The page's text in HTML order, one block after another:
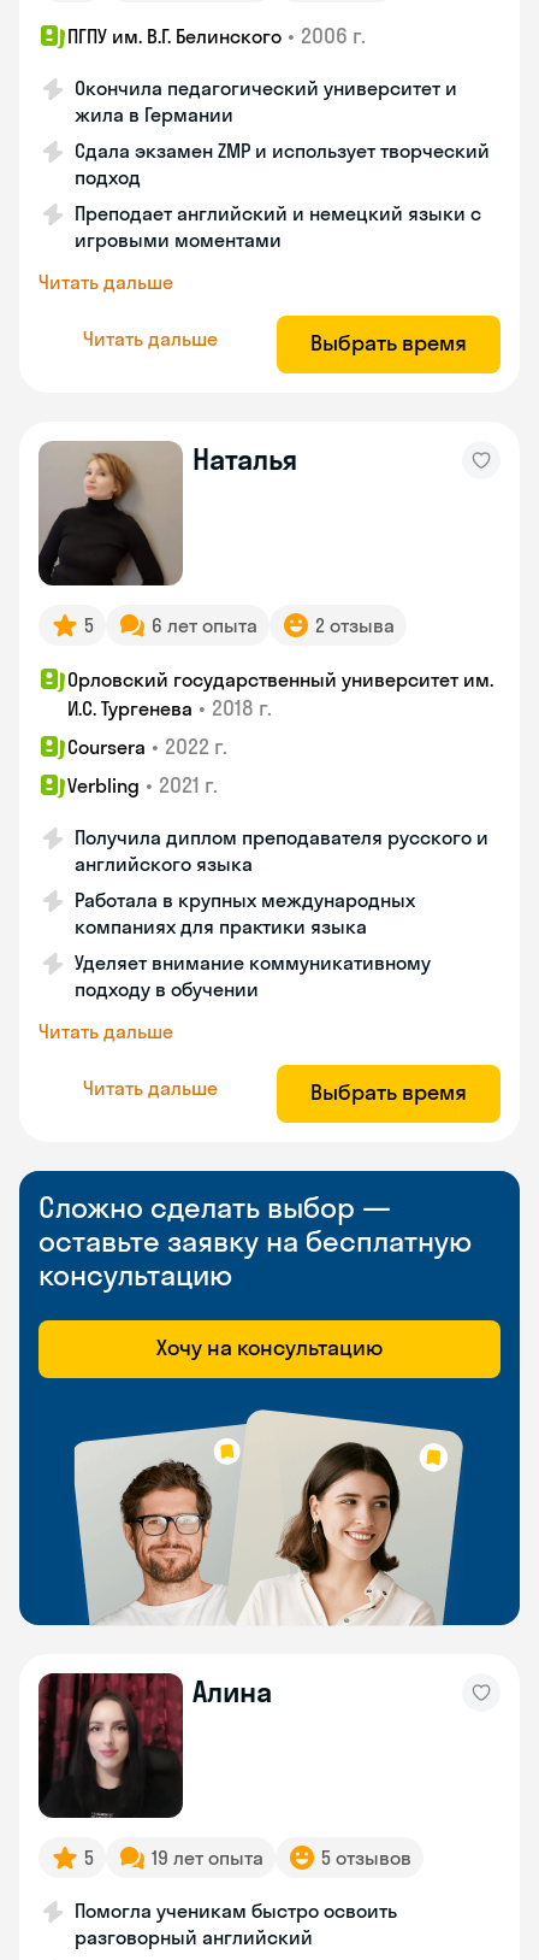
ПГПУ им. В.Г. Белинского • 2006 г.
Окончила педагогический университет и
жила в Германии
Сдала экзамен ZMP и использует творческий
подход
Преподает английский и немецкий языки с
игровыми моментами
Читать дальше
Читать дальше Выбрать время
Наталья
5 6 лет опыта 2 отзыва
Орловский государственный университет им.
И.С. Тургенева • 2018 г.
Coursera • 2022 г.
Verbling • 2021 г.
Получила диплом преподавателя русского и
английского языка
Работала в крупных международных
компаниях для практики языка
Уделяет внимание коммуникативному
подходу в обучении
Читать дальше
Читать дальше Выбрать время
Сложно сделать выбор —
оставьте заявку на бесплатную
консультацию
Хочу на консультацию
Алина
5 19 лет опыта 5 отзывов
Помогла ученикам быстро освоить
разговорный английский